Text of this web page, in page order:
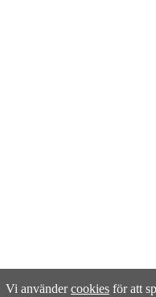
Vi användercookies för att